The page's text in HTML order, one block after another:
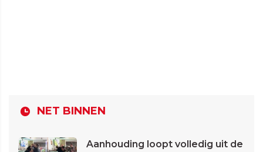
NET BINNEN
Aanhouding loopt volledig uit de